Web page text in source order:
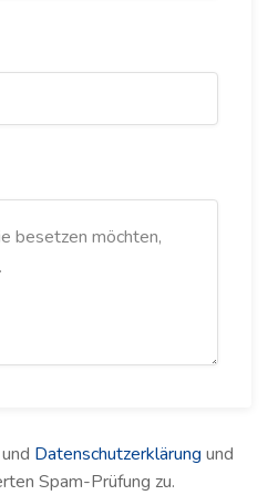
und Datenschutzerklärung und
Spam-Prüfung zu.